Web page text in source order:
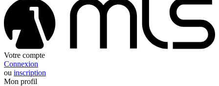
Votre compte
Connexion
ou inscription
Mon profil